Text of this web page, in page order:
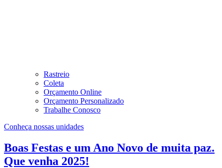
Rastreio
Coleta
Orçamento Online
Orçamento Personalizado
Trabalhe Conosco
Conheça nossas unidades
Boas Festas e um Ano Novo de muita paz.
Que venha 2025!